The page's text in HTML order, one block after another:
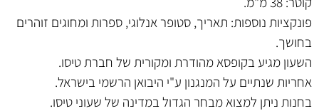
פונקציות נוספות: תאריך, סטופר אנלוגי, ספרות ומחוגים זוהרים
בחושך.
השעון מגיע בקופסא מהודרת ומקורית של חברת טיסו.
אחריות שנתיים על המנגנון ע"י היבואן הרשמי בישראל.
בחנות ניתן למצוא מבחר הגדול במדינה של שעוני טיסו.